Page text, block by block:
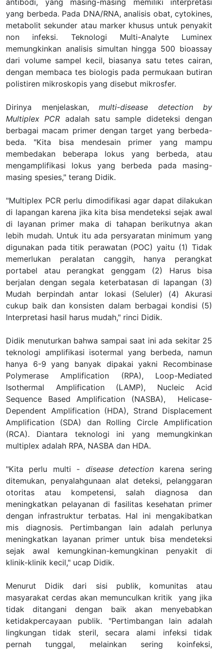
yang berbeda. Pada DNA/RNA, analisis obat, cytokines,
metabolit sekunder atau marker khusus untuk penyakit
non infeksi. Teknologi Multi-Analyte Luminex
memungkinkan analisis simultan hingga 500 bioassay
dari volume sampel kecil, biasanya satu tetes cairan,
dengan membaca tes biologis pada permukaan butiran
polistiren mikroskopis yang disebut mikrosfer.
Dirinya menjelaskan, multi-disease detection by
Multiplex PCR adalah satu sample dideteksi dengan
berbagai macam primer dengan target yang berbeda-
beda. "Kita bisa mendesain primer yang mampu
membedakan beberapa lokus yang berbeda, atau
mengamplifikasi lokus yang berbeda pada masing-
masing spesies," terang Didik.
"Multiplex PCR perlu dimodifikasi agar dapat dilakukan
di lapangan karena jika kita bisa mendeteksi sejak awal
di layanan primer maka di tahapan berikutnya akan
lebih mudah. Untuk itu ada persyaratan minimum yang
digunakan pada titik perawatan (POC) yaitu (1) Tidak
memerlukan peralatan canggih, hanya perangkat
portabel atau perangkat genggam (2) Harus bisa
berjalan dengan segala keterbatasan di lapangan (3)
Mudah berpindah antar lokasi (Seluler) (4) Akurasi
cukup baik dan konsisten dalam berbagai kondisi (5)
Interpretasi hasil harus mudah," rinci Didik.
Didik menuturkan bahwa sampai saat ini ada sekitar 25
teknologi amplifikasi isotermal yang berbeda, namun
hanya 6-9 yang banyak dipakai yakni Recombinase
Polymerase Amplification (RPA), Loop-Mediated
Isothermal Amplification (LAMP), Nucleic Acid
Sequence Based Amplification (NASBA), Helicase-
Dependent Amplification (HDA), Strand Displacement
Amplification (SDA) dan Rolling Circle Amplification
(RCA). Diantara teknologi ini yang memungkinkan
multiplex adalah RPA, NASBA dan HDA.
"Kita perlu multi - disease detection karena sering
ditemukan, penyalahgunaan alat deteksi, pelanggaran
otoritas atau kompetensi, salah diagnosa dan
meningkatkan pelayanan di fasilitas kesehatan primer
dengan infrastruktur terbatas. Hal ini mengakibatkan
mis diagnosis. Pertimbangan lain adalah perlunya
meningkatkan layanan primer untuk bisa mendeteksi
sejak awal kemungkinan-kemungkinan penyakit di
klinik-klinik kecil," ucap Didik.
Menurut Didik dari sisi publik, komunitas atau
masyarakat cerdas akan memunculkan kritik yang jika
tidak ditangani dengan baik akan menyebabkan
ketidakpercayaan publik. "Pertimbangan lain adalah
lingkungan tidak steril, secara alami infeksi tidak
pernah tunggal, melainkan sering koinfeksi,